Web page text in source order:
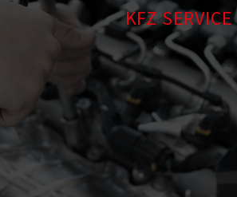
KFZ SERVICE